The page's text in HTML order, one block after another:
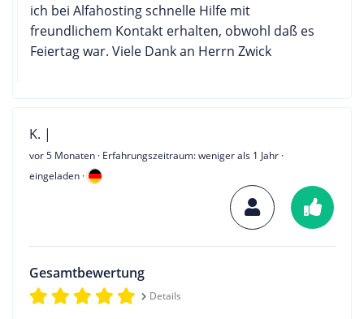
ich bei Alfahosting schnelle Hilfe mit
freundlichem Kontakt erhalten, obwohl daß es
Feiertag war. Viele Dank an Herrn Zwick
K. |
vor 5 Monaten · Erfahrungszeitraum: weniger als 1 Jahr ·
eingeladen ·
Gesamtbewertung
Details